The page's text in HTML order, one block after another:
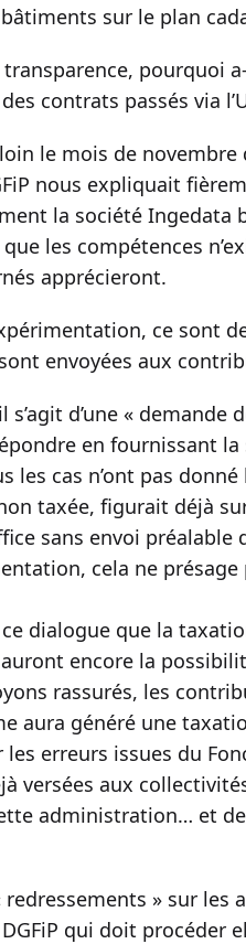
sur le plan
transparence, pourquoi
contrats passés via
le mois de
nous expliquait
la société Ingedata
les compétences
apprécieront.
ce sont
envoyées aux
s’agit d’une « demande
en fournissant la
les cas n’ont pas
taxée, figurait déjà
sans envoi
cela ne
ce dialogue que la
encore la
rassurés, les
aura généré une
les erreurs issues du
versées aux
administration… et
» sur les
qui doit procéder